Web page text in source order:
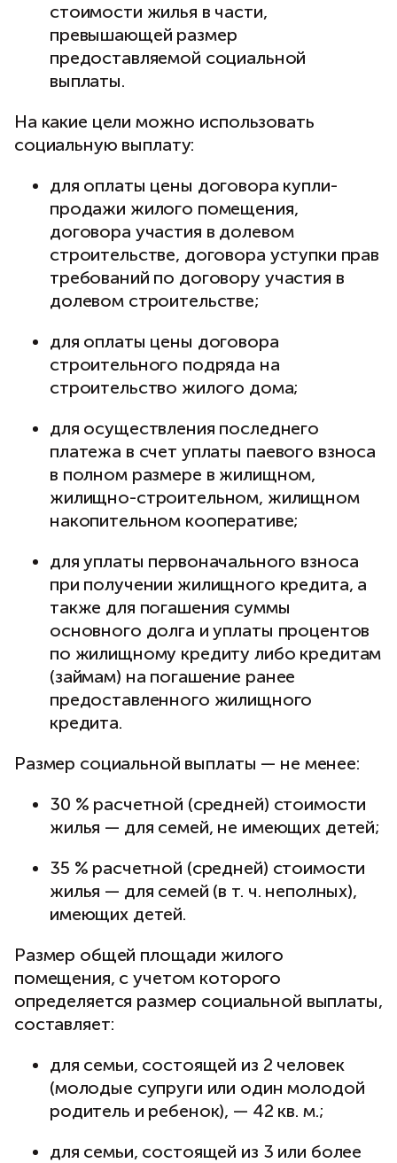
стоимости жилья в части,
превышающей размер
предоставляемой социальной
выплаты.
На какие цели можно использовать
социальную выплату:
для оплаты цены договора купли-
продажи жилого помещения,
договора участия в долевом
строительстве, договора уступки прав
требований по договору участия в
долевом строительстве;
для оплаты цены договора
строительного подряда на
строительство жилого дома;
для осуществления последнего
платежа в счет уплаты паевого взноса
в полном размере в жилищном,
жилищно-строительном, жилищном
накопительном кооперативе;
для уплаты первоначального взноса
при получении жилищного кредита, а
также для погашения суммы
основного долга и уплаты процентов
по жилищному кредиту либо кредитам
(займам) на погашение ранее
предоставленного жилищного
кредита.
Размер социальной выплаты — не менее:
30 % расчетной (средней) стоимости
жилья — для семей, не имеющих детей;
35 % расчетной (средней) стоимости
жилья — для семей (в т. ч. неполных),
имеющих детей.
Размер общей площади жилого
помещения, с учетом которого
определяется размер социальной выплаты,
составляет:
для семьи, состоящей из 2 человек
(молодые супруги или один молодой
родитель и ребенок), — 42 кв. м.;
для семьи, состоящей из 3 или более